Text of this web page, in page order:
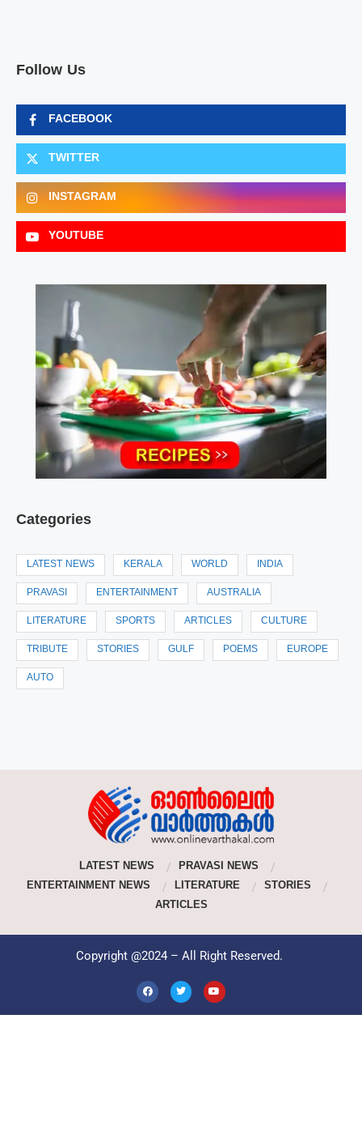
Follow Us
FACEBOOK
TWITTER
INSTAGRAM
YOUTUBE
Categories
LATEST NEWS KERALA WORLD INDIA
PRAVASI ENTERTAINMENT AUSTRALIA
LITERATURE SPORTS ARTICLES CULTURE
TRIBUTE STORIES GULF POEMS EUROPE
AUTO
LATEST NEWS
PRAVASI NEWS
ENTERTAINMENT NEWS
LITERATURE
STORIES
ARTICLES
Copyright @2024 – All Right Reserved.